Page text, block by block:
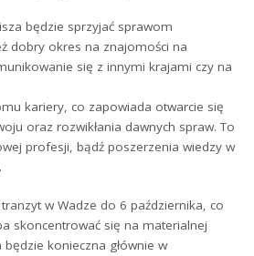
będzie sprzyjać sprawom
dobry okres na znajomości na
się z innymi krajami czy na
kariery, co zapowiada otwarcie się
oraz rozwikłania dawnych spraw. To
profesji, bądź poszerzenia wiedzy w
w Wadze do 6 października, co
skoncentrować się na materialnej
będzie konieczna głównie w